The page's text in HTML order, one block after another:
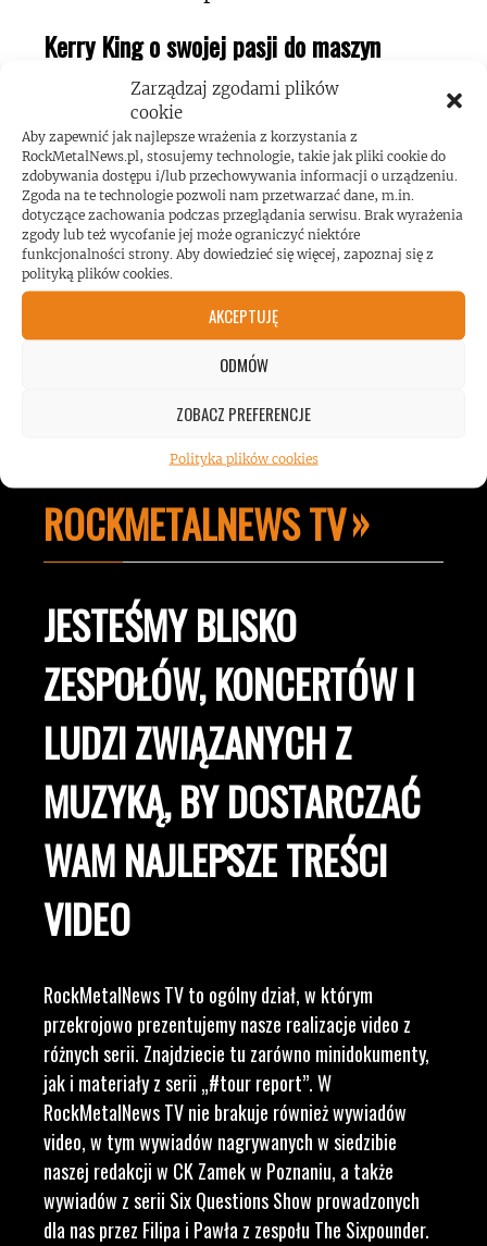
Zarządzaj zgodami plików
cookie
Aby zapewnić jak najlepsze wrażenia z korzystania z
RockMetalNews.pl, stosujemy technologie, takie jak pliki cookie do
zdobywania dostępu i/lub przechowywania informacji o urządzeniu.
Zgoda na te technologie pozwoli nam przetwarzać dane, m.in.
dotyczące zachowania podczas przeglądania serwisu. Brak wyrażenia
zgody lub też wycofanie jej może ograniczyć niektóre
funkcjonalności strony. Aby dowiedzieć się więcej, zapoznaj się z
polityką plików cookies.
AKCEPTUJĘ
ODMÓW
ZOBACZ PREFERENCJE
Polityka plików cookies
Kerry King o swojej pasji do maszyn
Koncert AC/DC przekroczył poziom
hałasu!
ROCKMETALNEWS TV
JESTEŚMY BLISKO
ZESPOŁÓW, KONCERTÓW I
LUDZI ZWIĄZANYCH Z
MUZYKĄ, BY DOSTARCZAĆ
WAM NAJLEPSZE TREŚCI
VIDEO
RockMetalNews TV to ogólny dział, w którym
przekrojowo prezentujemy nasze realizacje video z
różnych serii. Znajdziecie tu zarówno minidokumenty,
jak i materiały z serii „#tour report”. W
RockMetalNews TV nie brakuje również wywiadów
video, w tym wywiadów nagrywanych w siedzibie
naszej redakcji w CK Zamek w Poznaniu, a także
wywiadów z serii Six Questions Show prowadzonych
dla nas przez Filipa i Pawła z zespołu The Sixpounder.